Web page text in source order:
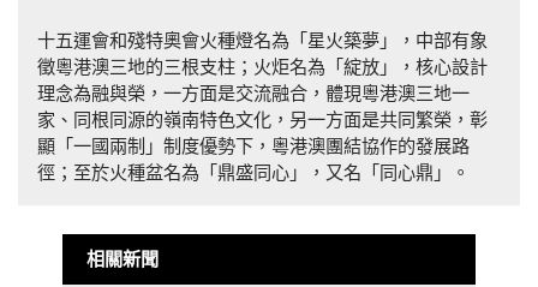
十五運會和殘特奧會火種燈名為「星火築夢」，中部有象
徵粵港澳三地的三根支柱；火炬名為「綻放」，核心設計
理念為融與榮，一方面是交流融合，體現粵港澳三地一
家、同根同源的嶺南特色文化，另一方面是共同繁榮，彰
顯「一國兩制」制度優勢下，粵港澳團結協作的發展路
徑；至於火種盆名為「鼎盛同心」，又名「同心鼎」。
相關新聞